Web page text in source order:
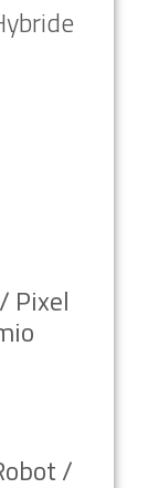
Pixel
/